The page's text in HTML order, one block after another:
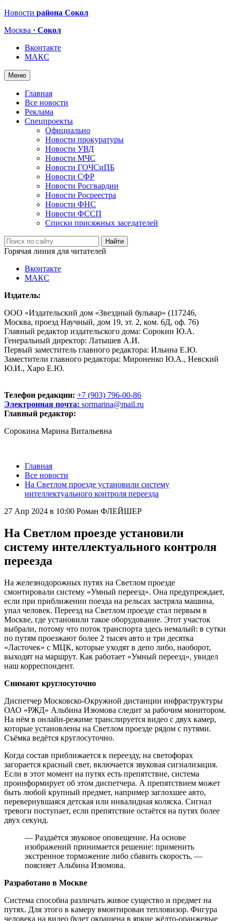
Новости района Сокол
Москва · Сокол
Вконтакте
МАКС
Меню
Главная
Все новости
Реклама
Спецпроекты
Официально
Новости прокуратуры
Новости УВД
Новости МЧС
Новости ГОЧСиПБ
Новости СФР
Новости Росгвардии
Новости Росреестра
Новости ФНС
Новости ФССП
Списки присяжных заседателей
Горячая линия для читателей
Вконтакте
МАКС
Издатель:
ООО «Издательский дом «Звездный бульвар» (117246,
Москва, проезд Научный, дом 19, эт. 2, ком. 6Д, оф. 76)
Главный редактор издательского дома: Сорокин Ю.А.
Генеральный директор: Латышев А.И.
Первый заместитель главного редактора: Ильина Е.Ю.
Заместители главного редактора: Мироненко Ю.А., Невский
Ю.И., Харо Е.Ю.
Телефон редакции: +7 (903) 796-00-86
Электронная почта: sormarina@mail.ru
Главный редактор:
Сорокина Марина Витальевна
Главная
Все новости
На Светлом проезде установили систему
интеллектуального контроля переезда
27 Апр 2024 в 10:00 Роман ФЛЕЙШЕР
На Светлом проезде установили
систему интеллектуального контроля
переезда
На железнодорожных путях на Светлом проезде
смонтировали систему «Умный переезд». Она предупреждает,
если при приближении поезда на рельсах застряла машина,
упал человек. Переезд на Светлом проезде стал первым в
Москве, где установили такое оборудование. Этот участок
выбрали, потому что поток транспорта здесь немалый: в сутки
по путям проезжают более 2 тысяч авто и три десятка
«Ласточек» с МЦК, которые уходят в депо либо, наоборот,
выходят на маршрут. Как работает «Умный переезд», увидел
наш корреспондент.
Снимают круглосуточно
Диспетчер Московско-Окружной дистанции инфраструктуры
ОАО «РЖД» Альбина Изюмова следит за рабочим монитором.
На нём в онлайн-режиме транслируется видео с двух камер,
которые установлены на Светлом проезде рядом с путями.
Съёмка ведётся круглосуточно.
Когда состав приближается к переезду, на светофорах
загорается красный свет, включается звуковая сигнализация.
Если в этот момент на путях есть препятствие, система
проинформирует об этом диспетчера. А препятствием может
быть любой крупный предмет, например заглохшее авто,
перевернувшаяся детская или инвалидная коляска. Сигнал
тревоги поступает, если препятствие остаётся на путях более
двух секунд.
— Раздаётся звуковое оповещение. На основе
изображений принимается решение: применить
экстренное торможение либо сбавить скорость, —
поясняет Альбина Изюмова.
Разработано в Москве
Система способна различать живое существо и предмет на
путях. Для этого в камеру вмонтирован тепловизор. Фигура
человека на видео будет окрашена в яркие жёлто-оранжевые